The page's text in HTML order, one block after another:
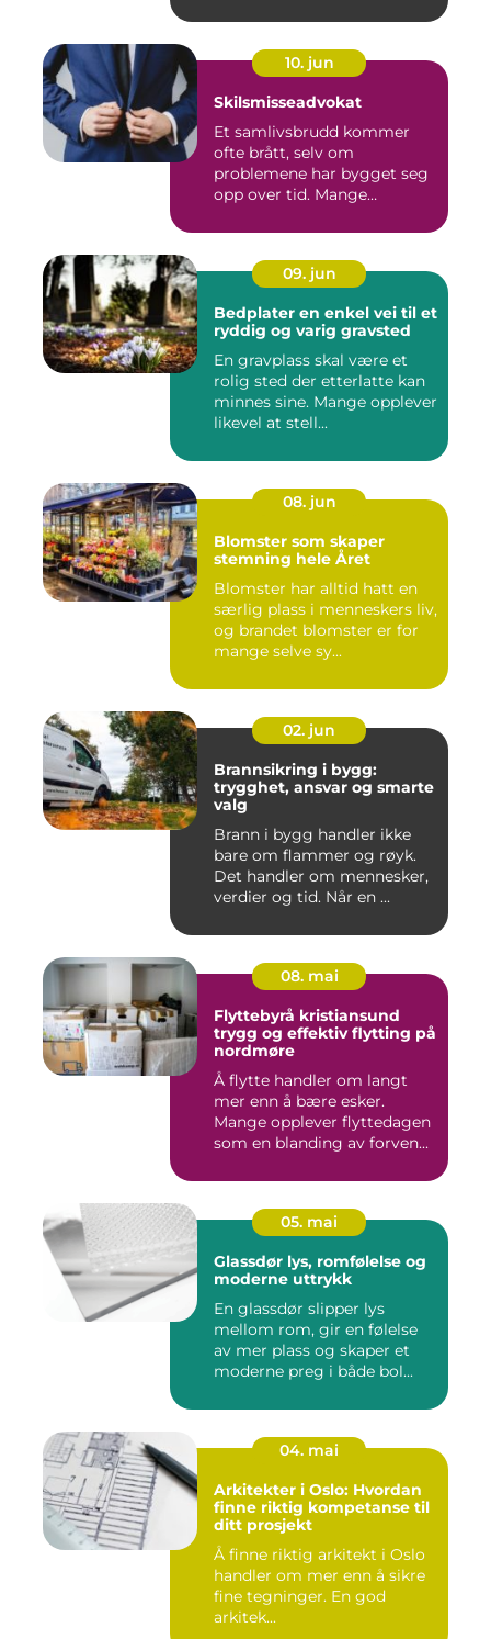
10. jun
Skilsmisseadvokat
Et samlivsbrudd kommer
ofte brått, selv om
problemene har bygget seg
opp over tid. Mange
09. jun
Bedplater en enkel vei til et
ryddig og varig gravsted
En gravplass skal være et
rolig sted der etterlatte kan
minnes sine. Mange opplever
likevel at stell...
08. jun
Blomster som skaper
stemning hele Året
Blomster har alltid hatt en
særlig plass i menneskers liv,
og brandet blomster er for
mange selve sy...
02. jun
Brannsikring i bygg:
trygghet, ansvar og smarte
valg
Brann i bygg handler ikke
bare om flammer og røyk.
Det handler om mennesker,
verdier og tid. Når en ...
08. mai
Flyttebyrå kristiansund
trygg og effektiv flytting på
nordmøre
Å flytte handler om langt
mer enn å bære esker.
Mange opplever flyttedagen
som en blanding av forven...
05. mai
Glassdør lys, romfølelse og
moderne uttrykk
En glassdør slipper lys
mellom rom, gir en følelse
av mer plass og skaper et
moderne preg i både bol...
04. mai
Arkitekter i Oslo: Hvordan
finne riktig kompetanse til
ditt prosjekt
Å finne riktig arkitekt i Oslo
handler om mer enn å sikre
fine tegninger. En god
arkitek...